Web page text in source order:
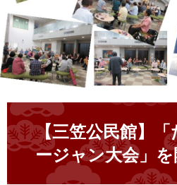
本
文
【三笠公民館】
ージャン大会」